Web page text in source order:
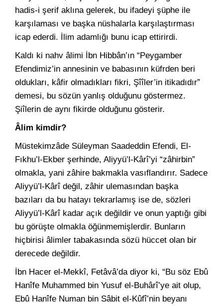
hadis-i şerif aklına gelerek, bu ifadeyi şüphe ile
karşılaması ve başka nüshalarla karşılaştırması
icap ederdi. İlim adamlığı bunu icap ettirirdi.
Kaldı ki nahv âlimi İbn Hibbân’ın “Peygamber
Efendimiz’in annesinin ve babasının küfrden beri
oldukları, kâfir olmadıkları fikri, Şîîler’in itikadıdır”
demesi, bu sözün yanlış olduğunu göstermez.
Şiîlerin de aynı fikirde olduğunu gösterir.
Âlim kimdir?
Müstekimzâde Süleyman Saadeddin Efendi, El-
Fıkhu’l-Ekber şerhinde, Aliyyü’l-Kârî’yi “zâhirbin”
olmakla, yani zâhire bakmakla vasıflandırır. Sadece
Aliyyü’l-Kârî değil, zâhir ulemasından başka
bazıları da bu hatayı tekrarlamış ise de, sözleri
Aliyyü’l-Kârî kadar açık değildir ve onun yaptığı gibi
bu görüşte olmakla öğünmemişlerdir. Bunların
hiçbirisi âlimler tabakasında sözü hüccet olan bir
derecede değildir.
İbn Hacer el-Mekkî, Fetâvâ’da diyor ki, “Bu söz Ebû
Hanîfe Muhammed bin Yusuf el-Buhârî’ye ait olup,
Ebû Hanîfe Numan bin Sâbit el-Kûfî’nin beyanı